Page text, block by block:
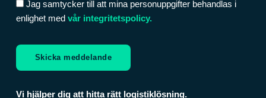
Jag samtycker till att mina personuppgifter behandlas i
enlighet med vår integritetspolicy.
Skicka meddelande
Vi hjälper dig att hitta rätt logistiklösning.